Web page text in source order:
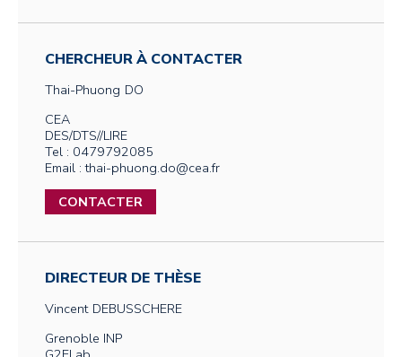
CHERCHEUR À CONTACTER
Thai-Phuong DO
CEA
DES/DTS//LIRE
Tel : 0479792085
Email : thai-phuong.do@cea.fr
CONTACTER
DIRECTEUR DE THÈSE
Vincent DEBUSSCHERE
Grenoble INP